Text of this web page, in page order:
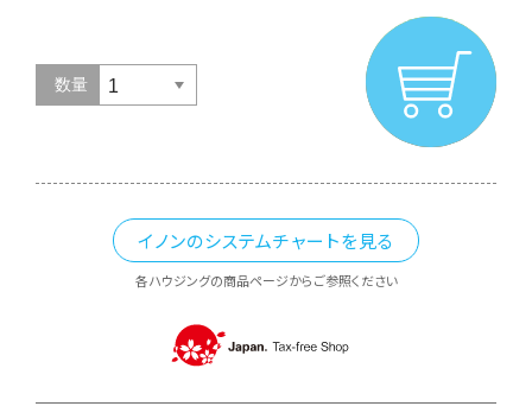
数量
イノンのシステムチャートを見る
各ハウジングの商品ページからご参照ください